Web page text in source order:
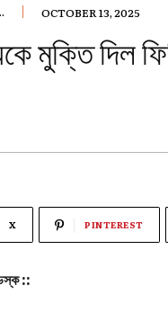
OCTOBER 13, 2025
মুক্তি দিল
X PINTEREST
::